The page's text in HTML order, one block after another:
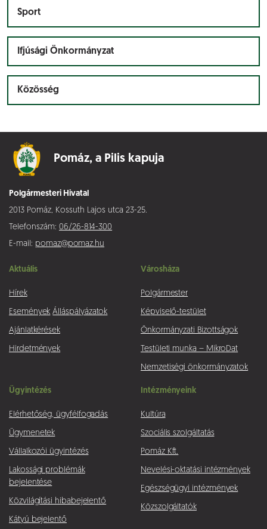
Sport
Ifjúsági Önkormányzat
Közösség
Pomáz, a Pilis kapuja
Polgármesteri Hivatal
2013 Pomáz, Kossuth Lajos utca 23-25.
Telefonszám: 06/26-814-300
E-mail: pomaz@pomaz.hu
Aktuális
Hírek
Események Álláspályázatok
Ajánlatkérések
Hirdetmények
Városháza
Polgármester
Képviselő-testület
Önkormányzati Bizottságok
Testületi munka – MikroDat
Nemzetiségi önkormányzatok
Ügyintézés
Elérhetőség, ügyfélfogadás
Ügymenetek
Vállalkozói ügyintézés
Lakossági problémák
bejelentése
Közvilágítási hibabejelentő
Kátyú bejelentő
Intézményeink
Kultúra
Szociális szolgáltatás
Pomáz Kft.
Nevelési-oktatási intézmények
Egészségügyi intézmények
Közszolgáltatók